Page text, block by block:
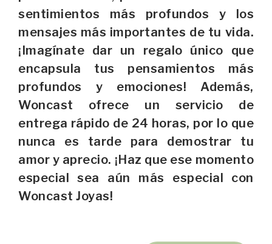
sentimientos más profundos y los
mensajes más importantes de tu vida.
¡Imagínate dar un regalo único que
encapsula tus pensamientos más
profundos y emociones! Además,
Woncast ofrece un servicio de
entrega rápido de 24 horas, por lo que
nunca es tarde para demostrar tu
amor y aprecio. ¡Haz que ese momento
especial sea aún más especial con
Woncast Joyas!